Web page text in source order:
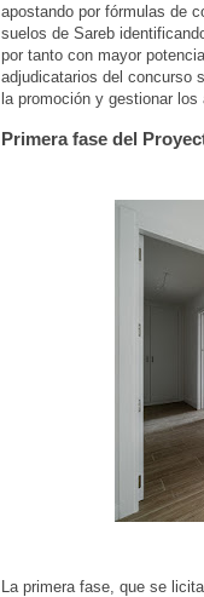
apostando por fórmulas de
suelos de Sareb
por tanto con mayor
adjudicatarios del concurso
la promoción y gestionar
Primera fase del
La primera fase, que se